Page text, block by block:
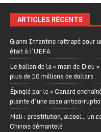
ARTICLES RÉCENTS
Gianni Infantino rattrapé pour
était à l’UEFA
Le ballon de la « main de Dieu
plus de 10 millions de dollars
Épinglé par le « Canard
plainte d’une asso
Mali : prostitution, alcool… un
Chinois démantelé